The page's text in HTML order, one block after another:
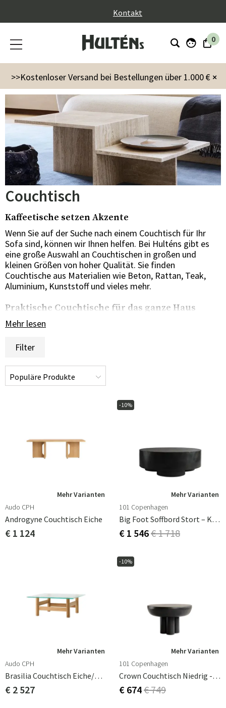
Kontakt
0
×
>>Kostenloser Versand bei Bestellungen über 1.000 €
Möbel Tisch Couchtisch
Couchtisch
Kaffeetische setzen Akzente
Wenn Sie auf der Suche nach einem Couchtisch für Ihr
Sofa sind, können wir Ihnen helfen. Bei Hulténs gibt es
eine große Auswahl an Couchtischen in großen und
kleinen Größen von hoher Qualität. Sie finden
Couchtische aus Materialien wie Beton, Rattan, Teak,
Aluminium, Kunststoff und vieles mehr.
Praktische Couchtische für das ganze Haus
Bei Hult bieten wir eine große Auswahl an kleinen und
wichtiges Möbelstück sein und sollte zu den anderen
letzter Zeit sehr beliebt geworden ist, ist der
Marmortisch, ein sehr schöner Couchtisch mit vielen
Verwendungsmöglichkeiten. In unserem Sortiment
finden Sie Couchtische von bekannten Herstellern wie
Artwood, Sika-Design und vielen anderen. Wir bieten ein
umfasst Betontische, runde Couchtische, Couchtische
aus Marmor, Couchtische aus Holz, Couchtische aus
Teakholz und vieles mehr. Wir haben auch viele
verschiedene Farben von Couchtischen wie schwarze
viele mehr. Wir verkaufen auch Beistelltische und
Relieftische in vielen verschiedenen Designs. Willkommen
bei Hulténs, um Ihren Couchtisch, Beistelltisch oder
Relieftisch zu finden.
Mehr lesen
Filter
Mehr Varianten
Audo CPH
Androgyne Couchtisch Eiche
€ 1 124
-10%
Mehr Varianten
101 Copenhagen
Big Foot Soffbord Stort – Kaffee
€ 1 546€ 1 718
Mehr Varianten
Audo CPH
Brasilia Couchtisch Eiche/Glas
€ 2 527
-10%
Mehr Varianten
101 Copenhagen
Crown Couchtisch Niedrig - Coffe
€ 674€ 749